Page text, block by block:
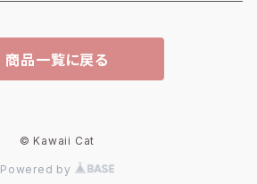
商品一覧に戻る
© Kawaii Cat
Powered by